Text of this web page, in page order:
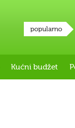
popularno
Kućni budžet